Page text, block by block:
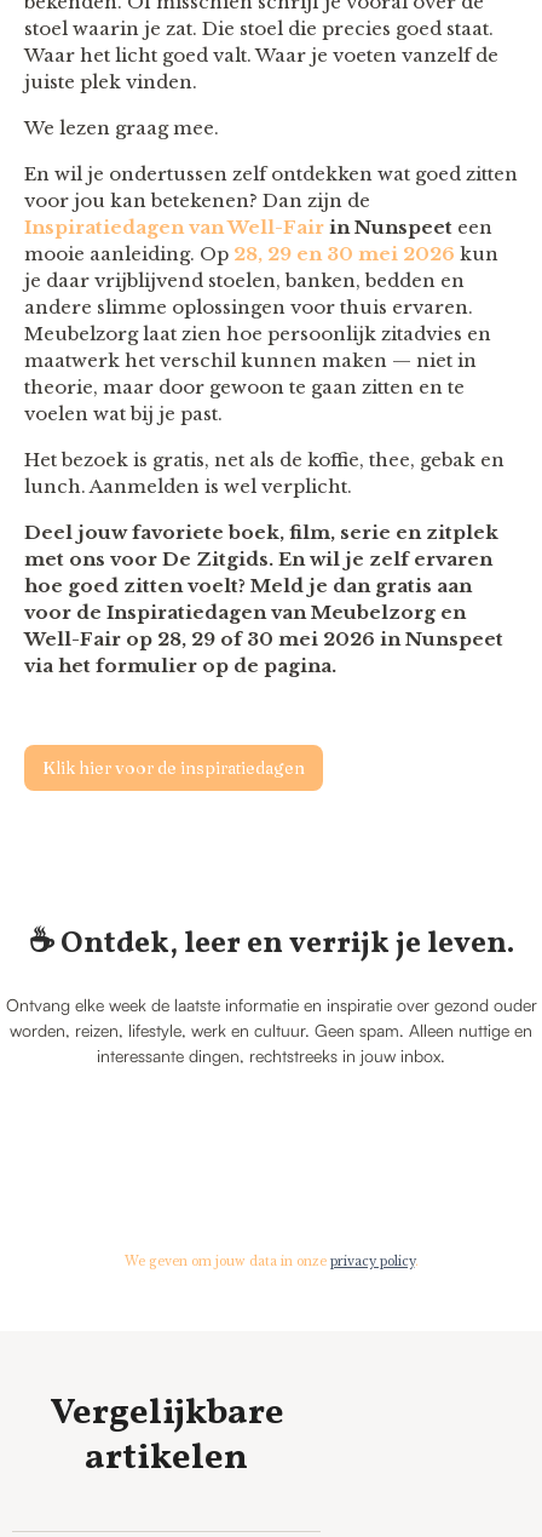
stoel waarin je zat. Die stoel die precies goed staat.
Waar het licht goed valt. Waar je voeten vanzelf de
juiste plek vinden.
We lezen graag mee.
En wil je ondertussen zelf ontdekken wat goed zitten
voor jou kan betekenen? Dan zijn de
Inspiratiedagen van Well-Fair in Nunspeet een
mooie aanleiding. Op 28, 29 en 30 mei 2026 kun
je daar vrijblijvend stoelen, banken, bedden en
andere slimme oplossingen voor thuis ervaren.
Meubelzorg laat zien hoe persoonlijk zitadvies en
maatwerk het verschil kunnen maken — niet in
theorie, maar door gewoon te gaan zitten en te
voelen wat bij je past.
Het bezoek is gratis, net als de koffie, thee, gebak en
lunch. Aanmelden is wel verplicht.
Deel jouw favoriete boek, film, serie en zitplek
met ons voor De Zitgids. En wil je zelf ervaren
hoe goed zitten voelt? Meld je dan gratis aan
voor de Inspiratiedagen van Meubelzorg en
Well-Fair op 28, 29 of 30 mei 2026 in Nunspeet
via het formulier op de pagina.
Klik hier voor de inspiratiedagen
☕️ Ontdek, leer en verrijk je leven.
Ontvang elke week de laatste informatie en inspiratie over gezond ouder
worden, reizen, lifestyle, werk en cultuur. Geen spam. Alleen nuttige en
interessante dingen, rechtstreeks in jouw inbox.
We geven om jouw data in onze privacy policy.
Vergelijkbare
artikelen